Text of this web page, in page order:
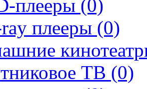
плееры (0)
плееры (0)
ТВ (0)